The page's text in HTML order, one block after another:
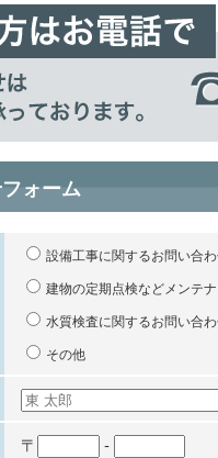
ォーム
設備工事に関するお問い合
建物の定期点検などメンテ
水質検査に関するお問い合
その他
〒
-